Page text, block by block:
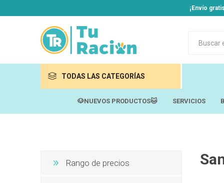
¡Envío
TODAS LAS CATEGORÍAS
Sadenir
Otros Animales
🐶NUEVOS PRODUCTOS🐱 SERVICIOS
Rango de precios